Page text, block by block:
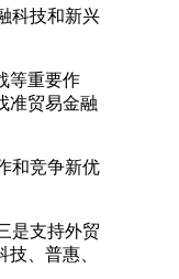
科技和新兴
等重要作
准贸易金融
和竞争新优
是支持外贸
、普惠、